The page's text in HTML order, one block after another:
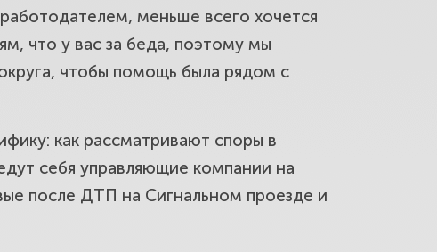
района Марфино. Снизим
в районе Марфино. Защитим
меньше всего хочется
что у вас за беда, поэтому мы
чтобы помощь была рядом с
как рассматривают споры в
себя управляющие компании на
после ДТП на Сигнальном проезде и